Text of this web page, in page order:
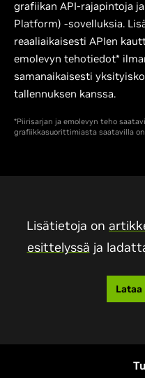
grafiikan API-rajapintoja
Platform) -sovelluksia.
reaaliaikaisesti APIen
emolevyn tehotiedot*
samanaikaisesti
tallennuksen kanssa.
*Piirisarjan ja emolevyn teho
grafiikkasuorittimiasta saatavilla
Lisätietoja on
esittelyssä ja
Lataa